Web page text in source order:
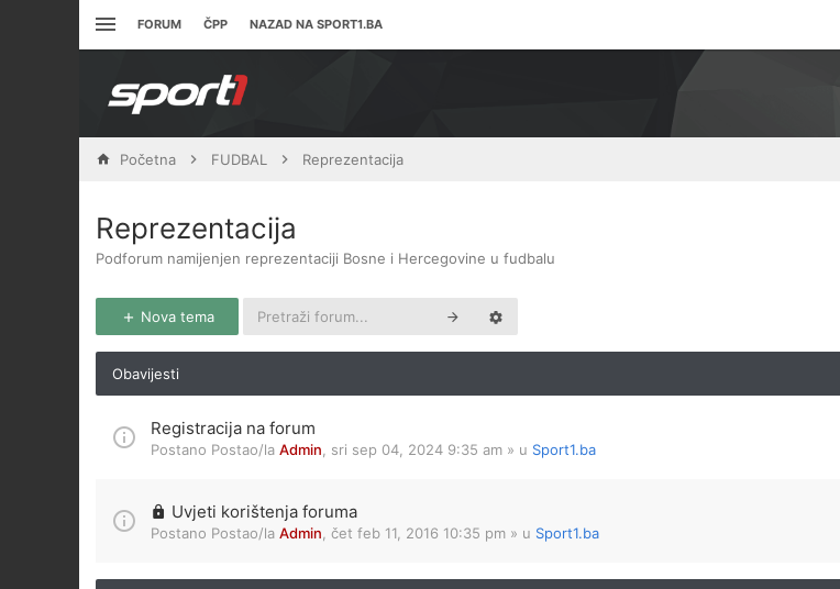
FORUM ČPP NAZAD NA SPORT1.BA
Početna FUDBAL Reprezentacija
Reprezentacija
Podforum namijenjen reprezentaciji Bosne i Hercegovine u fudbalu
Nova tema
Obavijesti
Registracija na forum
Postano Postao/la Admin sri sep 04, 2024 9:35 am » u Sport1.ba
Uvjeti korištenja foruma
Postano Postao/la Admin čet feb 11, 2016 10:35 pm » u Sport1.ba